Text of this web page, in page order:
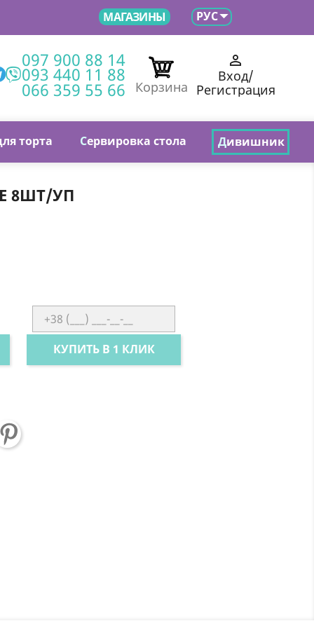
МАГАЗИНЫ РУС
торта Сервировка стола Дивишник
097 900 88 14
093 440 11 88
066 359 55 66 Корзина

Вход/
Регистрация
8ШТ/УП
КУПИТЬ В 1 КЛИК